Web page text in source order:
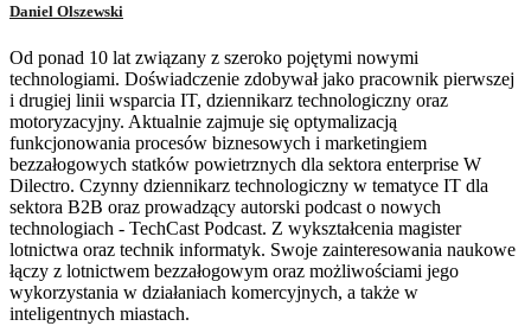
Daniel Olszewski
Od ponad 10 lat związany z szeroko pojętymi nowymi
technologiami. Doświadczenie zdobywał jako pracownik pierwszej
i drugiej linii wsparcia IT, dziennikarz technologiczny oraz
motoryzacyjny. Aktualnie zajmuje się optymalizacją
funkcjonowania procesów biznesowych i marketingiem
bezzałogowych statków powietrznych dla sektora enterprise W
Dilectro. Czynny dziennikarz technologiczny w tematyce IT dla
sektora B2B oraz prowadzący autorski podcast o nowych
technologiach - TechCast Podcast. Z wykształcenia magister
lotnictwa oraz technik informatyk. Swoje zainteresowania naukowe
łączy z lotnictwem bezzałogowym oraz możliwościami jego
wykorzystania w działaniach komercyjnych, a także w
inteligentnych miastach.